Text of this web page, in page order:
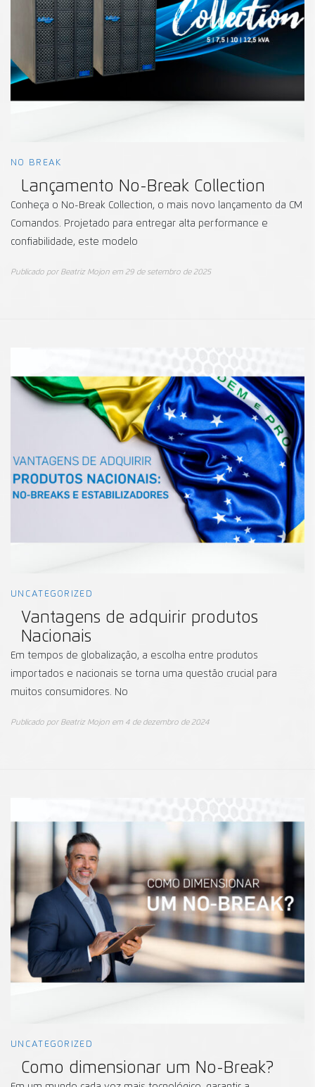
NO BREAK
Lançamento No-Break Collection
Conheça o No-Break Collection, o mais novo lançamento da CM
Comandos. Projetado para entregar alta performance e
confiabilidade, este modelo
Publicado por Beatriz Mojon em 29 de setembro de 2025
UNCATEGORIZED
Vantagens de adquirir produtos
Nacionais
Em tempos de globalização, a escolha entre produtos
importados e nacionais se torna uma questão crucial para
muitos consumidores. No
Publicado por Beatriz Mojon em 4 de dezembro de 2024
UNCATEGORIZED
Como dimensionar um No-Break?